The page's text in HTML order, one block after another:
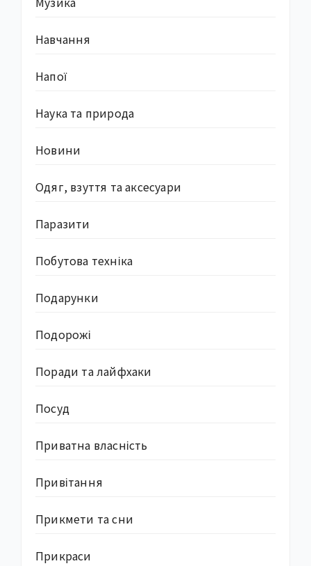
Навчання
Напої
Наука та природа
Новини
Одяг, взуття та аксесуари
Паразити
Побутова техніка
Подарунки
Подорожі
Поради та лайфхаки
Посуд
Приватна власність
Привітання
Прикмети та сни
Прикраси